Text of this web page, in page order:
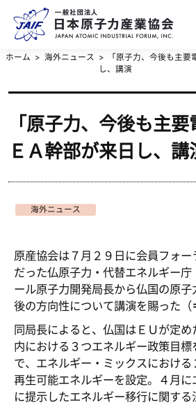
ホーム 海外ニュース
「原子力、今後も主
し、講演
「原子力、今後も主
ＥＡ幹部が来日し、講
海外ニュース
原産協会は７月２９日に会員フォ
だった仏原子力・代替エネルギー
ール原子力開発局長から仏国の原
後の方向性について講演を賜った（
同局長によると、仏国はＥＵが定
内における３つエネルギー政策目
で、エネルギー・ミックスにおけ
再生可能エネルギーを設定。４月に
に提示したエネルギー移行に関す